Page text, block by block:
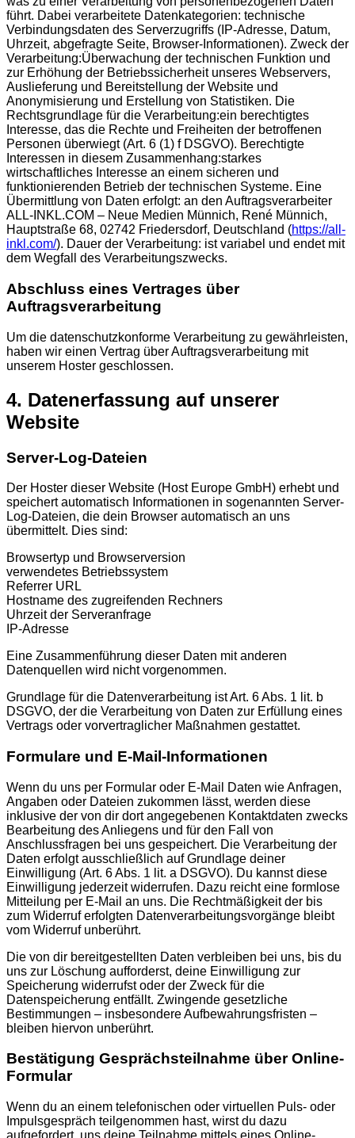
führt. Dabei verarbeitete Datenkategorien: technische
Verbindungsdaten des Serverzugriffs (IP-Adresse, Datum,
Uhrzeit, abgefragte Seite, Browser-Informationen). Zweck der
Verarbeitung:Überwachung der technischen Funktion und
zur Erhöhung der Betriebssicherheit unseres Webservers,
Auslieferung und Bereitstellung der Website und
Anonymisierung und Erstellung von Statistiken. Die
Rechtsgrundlage für die Verarbeitung:ein berechtigtes
Interesse, das die Rechte und Freiheiten der betroffenen
Personen überwiegt (Art. 6 (1) f DSGVO). Berechtigte
Interessen in diesem Zusammenhang:starkes
wirtschaftliches Interesse an einem sicheren und
funktionierenden Betrieb der technischen Systeme. Eine
Übermittlung von Daten erfolgt: an den Auftragsverarbeiter
ALL-INKL.COM – Neue Medien Münnich, René Münnich,
Hauptstraße 68, 02742 Friedersdorf, Deutschland (https://all-
inkl.com/). Dauer der Verarbeitung: ist variabel und endet mit
dem Wegfall des Verarbeitungszwecks.
Abschluss eines Vertrages über
Auftragsverarbeitung
Um die datenschutzkonforme Verarbeitung zu gewährleisten,
haben wir einen Vertrag über Auftragsverarbeitung mit
unserem Hoster geschlossen.
4. Datenerfassung auf unserer
Website
Server-Log-Dateien
Der Hoster dieser Website (Host Europe GmbH) erhebt und
speichert automatisch Informationen in sogenannten Server-
Log-Dateien, die dein Browser automatisch an uns
übermittelt. Dies sind:
Browsertyp und Browserversion
verwendetes Betriebssystem
Referrer URL
Hostname des zugreifenden Rechners
Uhrzeit der Serveranfrage
IP-Adresse
Eine Zusammenführung dieser Daten mit anderen
Datenquellen wird nicht vorgenommen.
Grundlage für die Datenverarbeitung ist Art. 6 Abs. 1 lit. b
DSGVO, der die Verarbeitung von Daten zur Erfüllung eines
Vertrags oder vorvertraglicher Maßnahmen gestattet.
Formulare und E-Mail-Informationen
Wenn du uns per Formular oder E-Mail Daten wie Anfragen,
Angaben oder Dateien zukommen lässt, werden diese
inklusive der von dir dort angegebenen Kontaktdaten zwecks
Bearbeitung des Anliegens und für den Fall von
Anschlussfragen bei uns gespeichert. Die Verarbeitung der
Daten erfolgt ausschließlich auf Grundlage deiner
Einwilligung (Art. 6 Abs. 1 lit. a DSGVO). Du kannst diese
Einwilligung jederzeit widerrufen. Dazu reicht eine formlose
Mitteilung per E-Mail an uns. Die Rechtmäßigkeit der bis
zum Widerruf erfolgten Datenverarbeitungsvorgänge bleibt
vom Widerruf unberührt.
Die von dir bereitgestellten Daten verbleiben bei uns, bis du
uns zur Löschung aufforderst, deine Einwilligung zur
Speicherung widerrufst oder der Zweck für die
Datenspeicherung entfällt. Zwingende gesetzliche
Bestimmungen – insbesondere Aufbewahrungsfristen –
bleiben hiervon unberührt.
Bestätigung Gesprächsteilnahme über Online-
Formular
Wenn du an einem telefonischen oder virtuellen Puls- oder
Impulsgespräch teilgenommen hast, wirst du dazu